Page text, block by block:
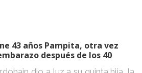
43 años Pampita, otra vez
después de los 40